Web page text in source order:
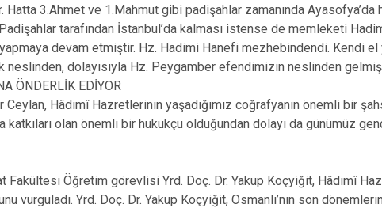
Hatta 3.Ahmet ve 1.Mahmut gibi padişahlar zamanında
Padişahlar tarafından İstanbul’da kalması istense de memleketi
devam etmiştir. Hz. Hadimi Hanefi mezhebindendi. Kendi el
neslinden, dolayısıyla Hz. Peygamber efendimizin neslinden gelmiş
ÖNDERLİK EDİYOR
Ceylan, Hâdimî Hazretlerinin yaşadığımız coğrafyanın önemli bir
katkıları olan önemli bir hukukçu olduğundan dolayı da günümüz
Fakültesi Öğretim görevlisi Yrd. Doç. Dr. Yakup Koçyiğit, Hâdimî
vurguladı. Yrd. Doç. Dr. Yakup Koçyiğit, Osmanlı’nın son